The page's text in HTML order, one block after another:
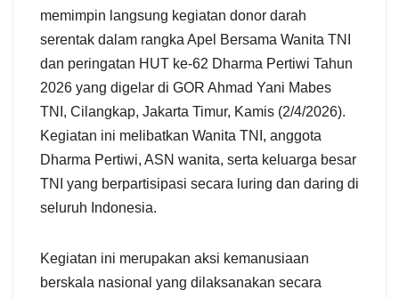
memimpin langsung kegiatan donor darah
serentak dalam rangka Apel Bersama Wanita TNI
dan peringatan HUT ke-62 Dharma Pertiwi Tahun
2026 yang digelar di GOR Ahmad Yani Mabes
TNI, Cilangkap, Jakarta Timur, Kamis (2/4/2026).
Kegiatan ini melibatkan Wanita TNI, anggota
Dharma Pertiwi, ASN wanita, serta keluarga besar
TNI yang berpartisipasi secara luring dan daring di
seluruh Indonesia.
Kegiatan ini merupakan aksi kemanusiaan
berskala nasional yang dilaksanakan secara